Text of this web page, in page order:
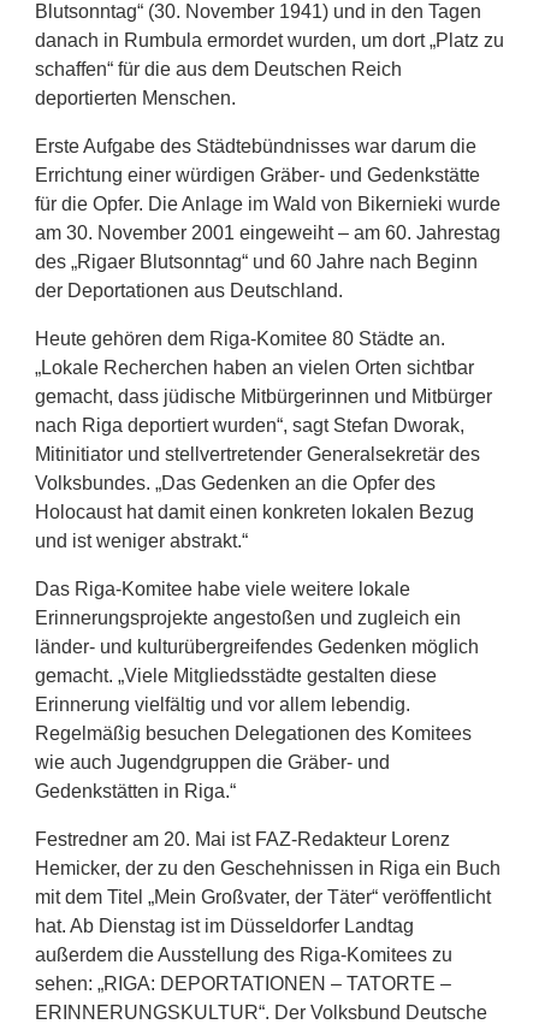
Blutsonntag“ (30. November 1941) und in den Tagen
danach in Rumbula ermordet wurden, um dort „Platz zu
schaffen“ für die aus dem Deutschen Reich
deportierten Menschen.
Erste Aufgabe des Städtebündnisses war darum die
Errichtung einer würdigen Gräber- und Gedenkstätte
für die Opfer. Die Anlage im Wald von Bikernieki wurde
am 30. November 2001 eingeweiht – am 60. Jahrestag
des „Rigaer Blutsonntag“ und 60 Jahre nach Beginn
der Deportationen aus Deutschland.
Heute gehören dem Riga-Komitee 80 Städte an.
„Lokale Recherchen haben an vielen Orten sichtbar
gemacht, dass jüdische Mitbürgerinnen und Mitbürger
nach Riga deportiert wurden“, sagt Stefan Dworak,
Mitinitiator und stellvertretender Generalsekretär des
Volksbundes. „Das Gedenken an die Opfer des
Holocaust hat damit einen konkreten lokalen Bezug
und ist weniger abstrakt.“
Das Riga-Komitee habe viele weitere lokale
Erinnerungsprojekte angestoßen und zugleich ein
länder- und kulturübergreifendes Gedenken möglich
gemacht. „Viele Mitgliedsstädte gestalten diese
Erinnerung vielfältig und vor allem lebendig.
Regelmäßig besuchen Delegationen des Komitees
wie auch Jugendgruppen die Gräber- und
Gedenkstätten in Riga.“
Festredner am 20. Mai ist FAZ-Redakteur Lorenz
Hemicker, der zu den Geschehnissen in Riga ein Buch
mit dem Titel „Mein Großvater, der Täter“ veröffentlicht
hat. Ab Dienstag ist im Düsseldorfer Landtag
außerdem die Ausstellung des Riga-Komitees zu
sehen: „RIGA: DEPORTATIONEN – TATORTE –
ERINNERUNGSKULTUR“. Der Volksbund Deutsche